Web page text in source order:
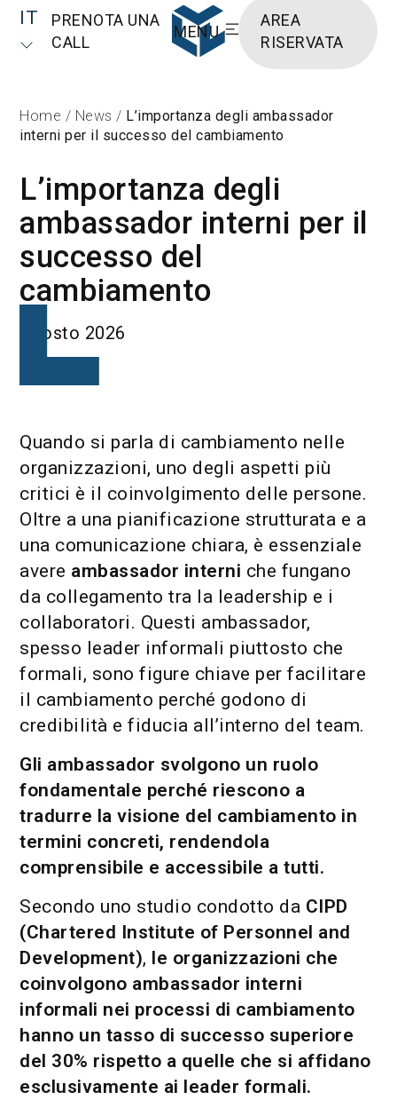
IT
PRENOTA UNA
CALL
MENU
AREA
RISERVATA
Home / News / L’importanza degli ambassador
interni per il successo del cambiamento
L’importanza degli
ambassador interni per il
successo del
cambiamento
Agosto 2026
Quando si parla di cambiamento nelle
organizzazioni, uno degli aspetti più
critici è il coinvolgimento delle persone.
Oltre a una pianificazione strutturata e a
una comunicazione chiara, è essenziale
avere ambassador interni che fungano
da collegamento tra la leadership e i
collaboratori. Questi ambassador,
spesso leader informali piuttosto che
formali, sono figure chiave per facilitare
il cambiamento perché godono di
credibilità e fiducia all’interno del team.
Gli ambassador svolgono un ruolo
fondamentale perché riescono a
tradurre la visione del cambiamento in
termini concreti, rendendola
comprensibile e accessibile a tutti.
Secondo uno studio condotto da CIPD
(Chartered Institute of Personnel and
Development), le organizzazioni che
coinvolgono ambassador interni
informali nei processi di cambiamento
hanno un tasso di successo superiore
del 30% rispetto a quelle che si affidano
esclusivamente ai leader formali.